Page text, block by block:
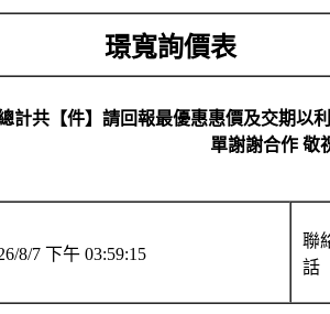
璟寬詢價表
計共【件】請回報最優惠惠價及交期以
單謝謝合作 敬
8/7 下午 03:59:15
聯
話